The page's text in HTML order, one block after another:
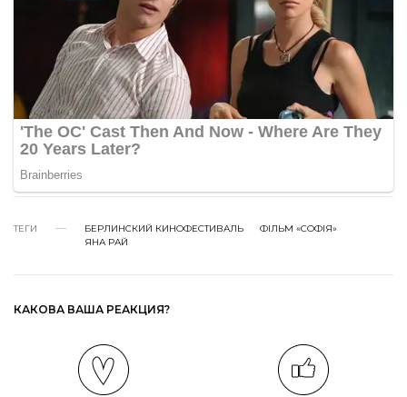
ТЕГИ БЕРЛИНСКИЙ КИНОФЕСТИВАЛЬ
ФІЛЬМ «СОФІЯ»
ЯНА РАЙ
КАКОВА ВАША РЕАКЦИЯ?